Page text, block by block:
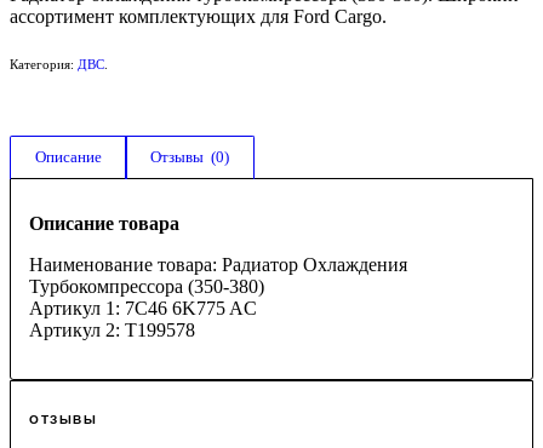
ассортимент комплектующих для Ford Cargo.
Категория: ДВС
Описание Отзывы  (0)
Описание товара
Наименование товара: Радиатор Охлаждения
Турбокомпрессора (350-380)
Артикул 1: 7C46 6K775 AC
Артикул 2: T199578
ОТЗЫВЫ